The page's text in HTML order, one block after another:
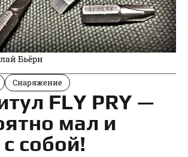
Бьёрн
Снаряжение
FLY PRY —
мал и
с собой!